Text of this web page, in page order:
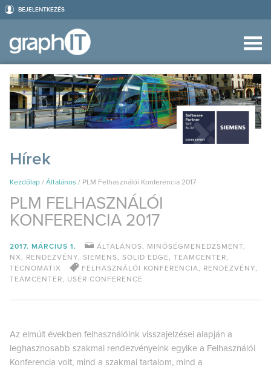
BEJELENTKEZÉS
Hírek
Kezdőlap / Általános / PLM Felhasználói Konferencia 2017
PLM FELHASZNÁLÓI
KONFERENCIA 2017
2017. MÁRCIUS 1. ÁLTALÁNOS, MINŐSÉGMENEDZSMENT,
NX, RENDEZVÉNY, SIEMENS, SOLID EDGE , TEAMCENTER,
TECNOMATIX
FELHASZNÁLÓI KONFERENCIA, RENDEZVÉNY,
TEAMCENTER, USER CONFERENCE
Az elmúlt években felhasználóink visszajelzései alapján a
leghasznosabb szakmai rendezvényeink egyike a Felhasználói
Konferencia volt, mind a szakmai tartalom, mind a